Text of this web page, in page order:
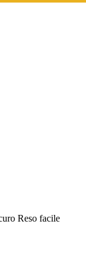
Reso facile